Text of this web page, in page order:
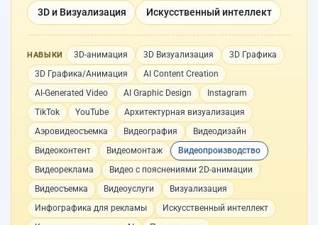
3D и Визуализация Искусственный интеллект
НАВЫКИ 3D-анимация 3D Визуализация
3D Графика
3D Графика/Анимация
AI Content Creation
AI-Generated Video
AI Graphic Design
Instagram
TikTok
YouTube
Архитектурная визуализация
Аэровидеосъемка
Видеография
Видеодизайн
Видеоконтент
Видеомонтаж
Видеопроизводство
Видеореклама
Видео с пояснениями 2D-анимации
Видеосъемка
Видеоуслуги
Визуализация
Инфографика для рекламы
Искусственный интеллект